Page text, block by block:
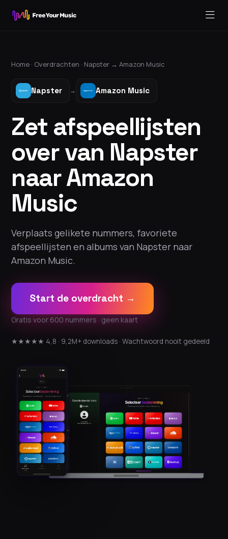
Home · Overdrachten · Napster → Amazon Music
Napster → Amazon Music
Zet afspeellijsten
over van Napster
naar Amazon
Music
Verplaats gelikete nummers, favoriete
afspeellijsten en albums van Napster naar
Amazon Music.
Start de overdracht →
Gratis voor 600 nummers · geen kaart
★★★★★ 4,8 · 9,2M+ downloads · Wachtwoord nooit gedeeld